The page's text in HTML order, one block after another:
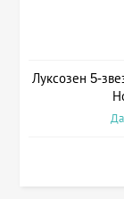
Луксозен 5-